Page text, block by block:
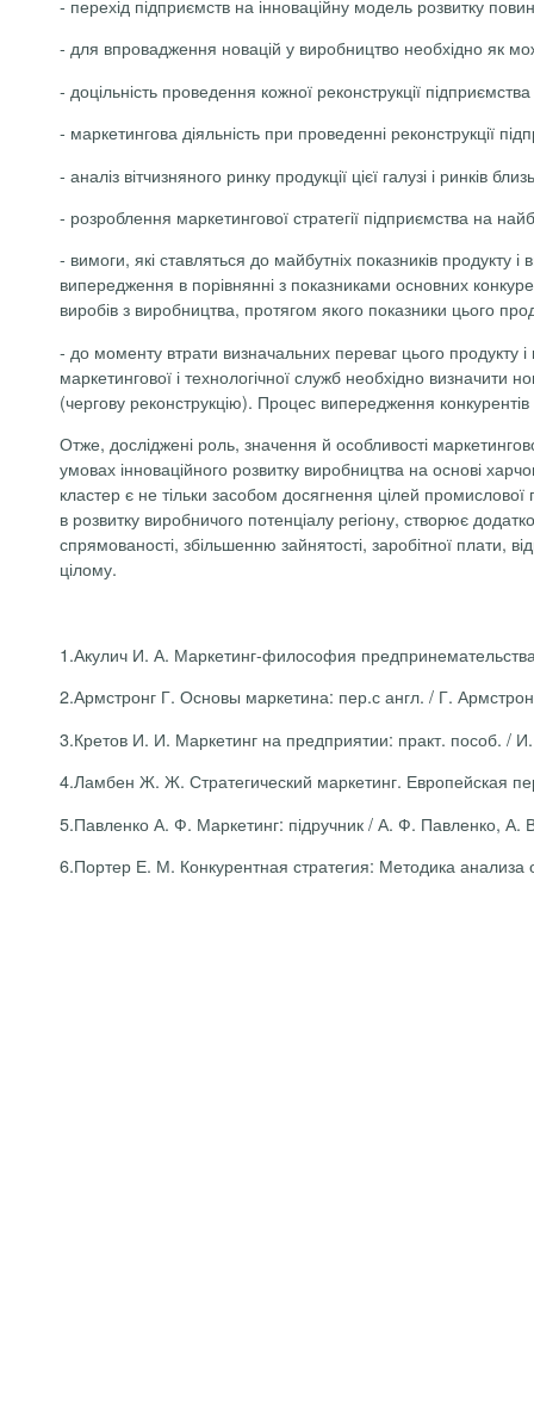
- перехід підприємств на інноваційну модель розвитку
- для впровадження новацій у виробництво необхідно як
- доцільність проведення кожної реконструкції
- маркетингова діяльність при проведенні реконструкції
- аналіз вітчизняного ринку продукції цієї галузі і ринків
- розроблення маркетингової стратегії підприємства на
- вимоги, які ставляться до майбутніх показників продукту
випередження в порівнянні з показниками основних
виробів з виробництва, протягом якого показники цього
- до моменту втрати визначальних переваг цього продукту
маркетингової і технологічної служб необхідно
(чергову реконструкцію). Процес випередження
Отже, досліджені роль, значення й особливості
умовах інноваційного розвитку виробництва на основі
кластер є не тільки засобом досягнення цілей
в розвитку виробничого потенціалу регіону, створює
спрямованості, збільшенню зайнятості, заробітної плати,
цілому.
1.Акулич И. А. Маркетинг-философия
2.Армстронг Г. Основы маркетина: пер.с англ. / Г.
3.Кретов И. И. Маркетинг на предприятии: практ. пособ.
4.Ламбен Ж. Ж. Стратегический маркетинг. Европейская
5.Павленко А. Ф. Маркетинг: підручник / А. Ф. Павленко,
6.Портер Е. М. Конкурентная стратегия: Методика анализа